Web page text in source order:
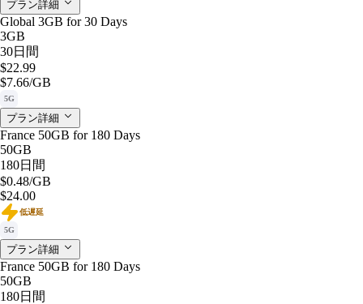
プラン詳細
Global 3GB for 30 Days
3GB
30日間
$22.99
$7.66/GB
5G
プラン詳細
France 50GB for 180 Days
50GB
180日間
$0.48/GB
$24.00
低遅延
5G
プラン詳細
France 50GB for 180 Days
50GB
180日間